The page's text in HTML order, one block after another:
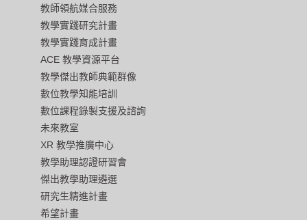
教師領航媒合服務
教學實踐研究計畫
教學實踐育成計畫
ACE 教學資源平台
教學傑出教師典範群像
數位教學知能培訓
數位課程錄製支援及諮詢
未來教室
XR 教學推廣中心
教學助理認證研習會
傑出教學助理遴選
研究生精進計畫
希望計畫